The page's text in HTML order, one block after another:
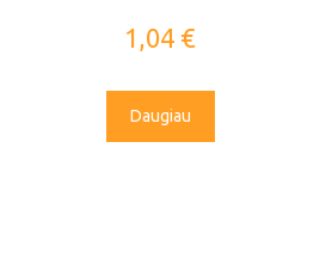
1,04 €
Daugiau